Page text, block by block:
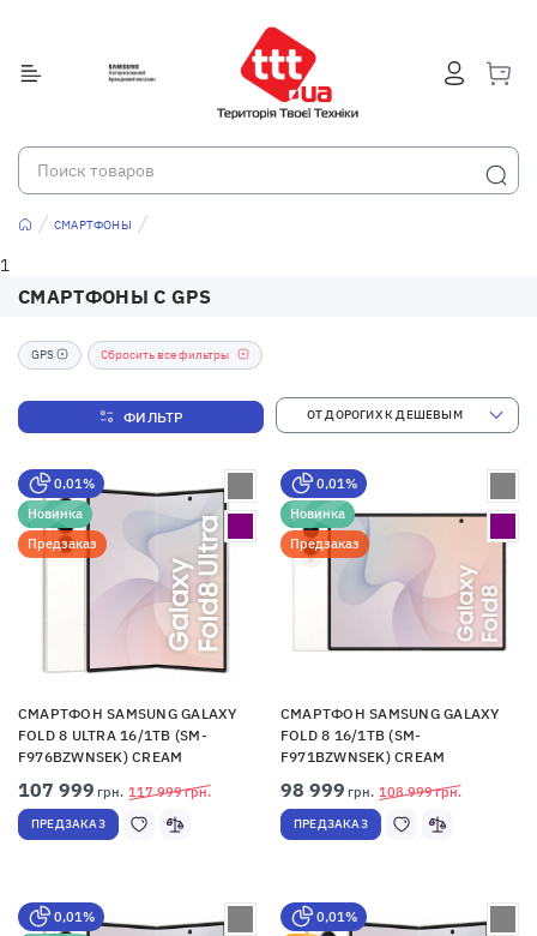
СМАРТФОНЫ
1
СМАРТФОНЫ С GPS
0,01%
Новинка
Предзаказ
СМАРТФОН SAMSUNG GALAXY
FOLD 8 ULTRA 16/1TB (SM-
F976BZWNSEK) CREAM
117 999грн.
107 999 грн.
ПРЕДЗАКАЗ
0,01%
Новинка
Предзаказ
СМАРТФОН SAMSUNG GALAXY
FOLD 8 16/1TB (SM-
F971BZWNSEK) CREAM
108 999грн.
98 999 грн.
ПРЕДЗАКАЗ
0,01%
0,01%
GPS Сбросить все фильтры
ФИЛЬТР